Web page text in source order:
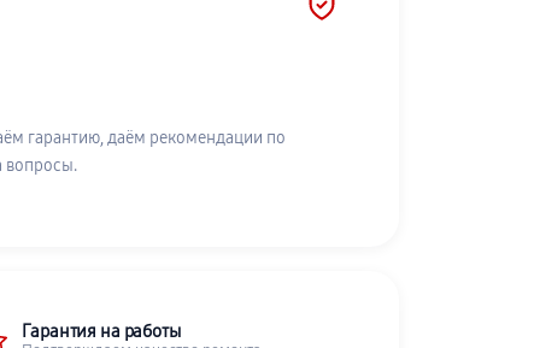
гарантию, даём рекомендации по
вопросы.
Гарантия на работы